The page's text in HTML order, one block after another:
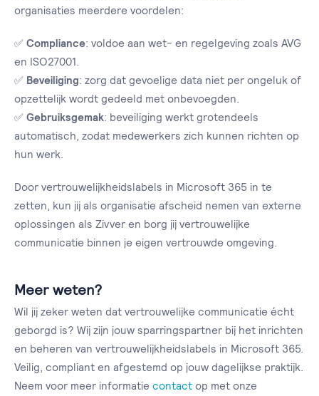
organisaties meerdere voordelen:
✅ Compliance: voldoe aan wet- en regelgeving zoals AVG
en ISO27001.
✅ Beveiliging: zorg dat gevoelige data niet per ongeluk of
opzettelijk wordt gedeeld met onbevoegden.
✅ Gebruiksgemak: beveiliging werkt grotendeels
automatisch, zodat medewerkers zich kunnen richten op
hun werk.
Door vertrouwelijkheidslabels in Microsoft 365 in te
zetten, kun jij als organisatie afscheid nemen van externe
oplossingen als Zivver en borg jij vertrouwelijke
communicatie binnen je eigen vertrouwde omgeving.
Meer weten?
Wil jij zeker weten dat vertrouwelijke communicatie écht
geborgd is? Wij zijn jouw sparringspartner bij het inrichten
en beheren van vertrouwelijkheidslabels in Microsoft 365.
Veilig, compliant en afgestemd op jouw dagelijkse praktijk.
Neem voor meer informatie contact op met onze